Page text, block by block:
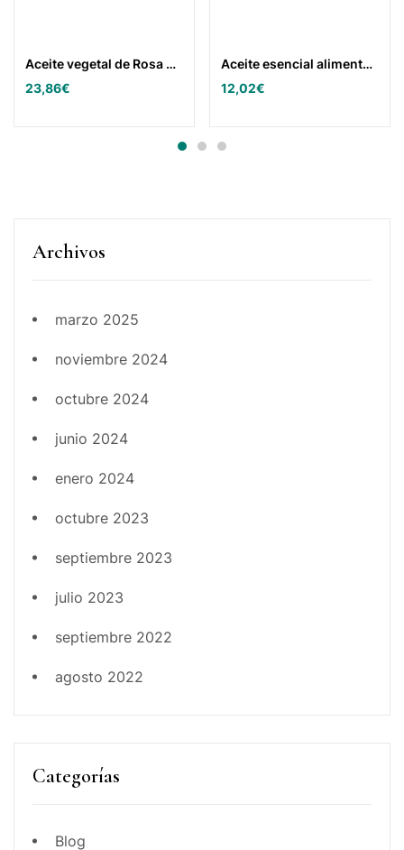
Aceite vegetal de Rosa Mosqueta 1ª Presión en frío Drasanvi 50ml
23,86€
Aceite esencial alimentario LAVANDA BIO 10ml.
12,02€
Archivos
marzo 2025
noviembre 2024
octubre 2024
junio 2024
enero 2024
octubre 2023
septiembre 2023
julio 2023
septiembre 2022
agosto 2022
Categorías
Blog